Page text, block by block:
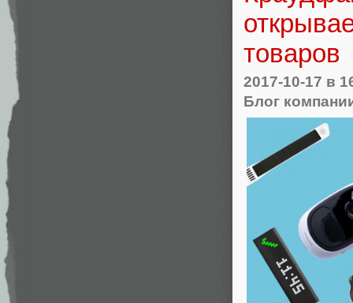
товаров
2017-10-17 в
Блог